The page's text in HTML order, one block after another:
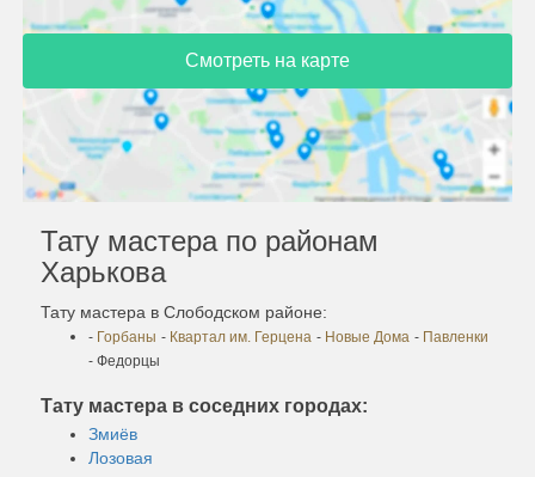
Смотреть на карте
Тату мастера по районам
Харькова
Тату мастера в Слободском районе:
- Горбаны - Квартал им. Герцена - Новые Дома - Павленки
- Федорцы
Тату мастера в соседних городах:
Змиёв
Лозовая